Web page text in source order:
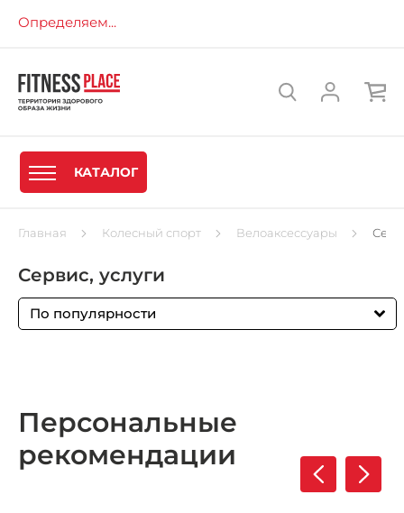
Определяем...
КАТАЛОГ
Главная Колесный спорт Велоаксессуары
Сервис, услуги
По популярности
Персональные
рекомендации